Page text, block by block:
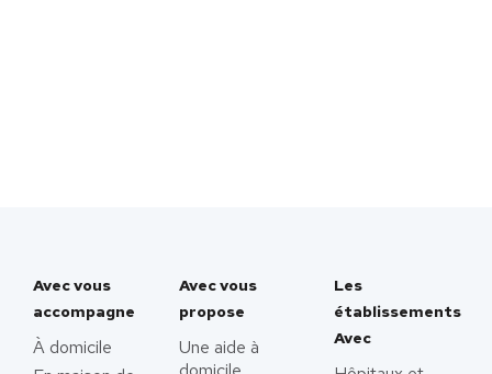
Avec vous
accompagne
À domicile
Avec vous
propose
Une aide à
Les
établissements
Avec